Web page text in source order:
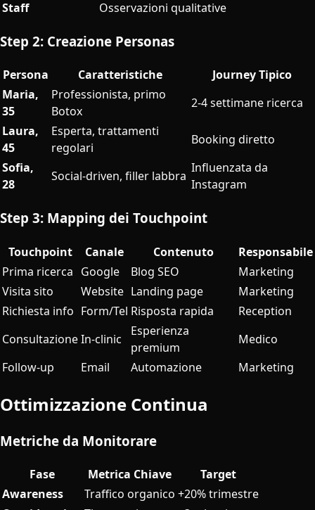
Staff Osservazioni qualitative
Step 2: Creazione Personas
Persona Caratteristiche
Journey Tipico
Maria,
35
Professionista, primo
Botox
2-4 settimane ricerca
Laura,
45
Esperta, trattamenti
regolari
Booking diretto
Sofia,
28
Social-driven, filler labbra
Influenzata da
Instagram
Step 3: Mapping dei Touchpoint
Touchpoint Canale Contenuto
Responsabile
Prima ricerca Google Blog SEO
Marketing
Visita sito
Website Landing page
Marketing
Richiesta info Form/Tel Risposta rapida
Reception
ConsultazioneIn-clinic
Esperienza
premium
Medico
Follow-up
Email Automazione Marketing
Ottimizzazione Continua
Metriche da Monitorare
Fase Metrica Chiave
Target
Awareness
Traffico organico +20% trimestre